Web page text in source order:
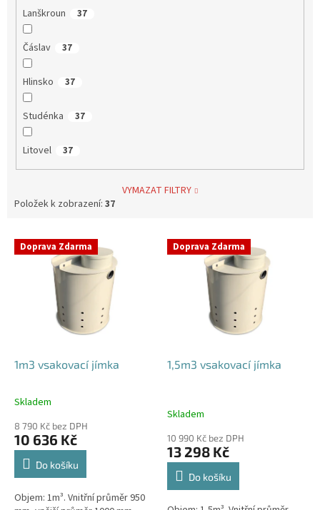
Lanškroun 37
Čáslav 37
Hlinsko 37
Studénka 37
Litovel 37
VYMAZAT FILTRY
Položek k zobrazení: 37
V Doprava Zdarma
1m3 vsakovací jímka
Průměrné
produktu
je
4,4
hvězdiček.
Skladem
8 790 Kč bez DPH
10 636 Kč
Do košíku
Objem: 1m³. Vnitřní průměr 950
Doprava Zdarma
1,5m3 vsakovací jímka
Skladem
10 990 Kč bez DPH
13 298 Kč
Do košíku